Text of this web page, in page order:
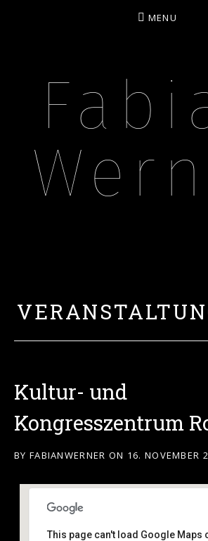
MENU
Kultur- und
Kongresszentrum
BY FABIANWERNER ON 16. NOVEMBER
This page can't load Google Maps